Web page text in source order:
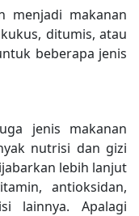
menjadi makanan
ditumis, atau
beberapa jenis
jenis makanan
nutrisi dan gizi
lebih lanjut
antioksidan,
lainnya. Apalagi